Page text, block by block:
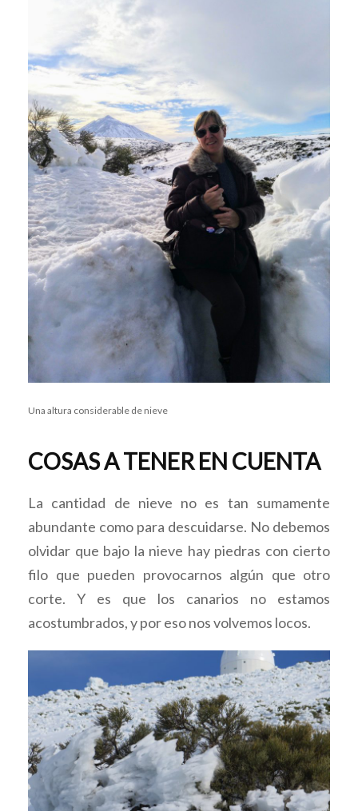
Una altura considerable de nieve
COSAS A TENER EN CUENTA
La cantidad de nieve no es tan sumamente
abundante como para descuidarse. No debemos
olvidar que bajo la nieve hay piedras con cierto
filo que pueden provocarnos algún que otro
corte. Y es que los canarios no estamos
acostumbrados, y por eso nos volvemos locos.